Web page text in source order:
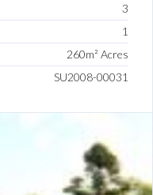
3
1
260m² Acres
SU2008-00031